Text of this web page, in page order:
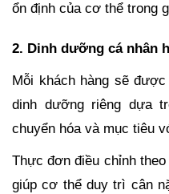
ổn định của cơ thể trong
2. Dinh dưỡng cá nhân
Mỗi khách hàng sẽ
dinh dưỡng riêng dựa
chuyển hóa và mục tiêu
Thực đơn điều chỉnh
giúp cơ thể duy trì cân